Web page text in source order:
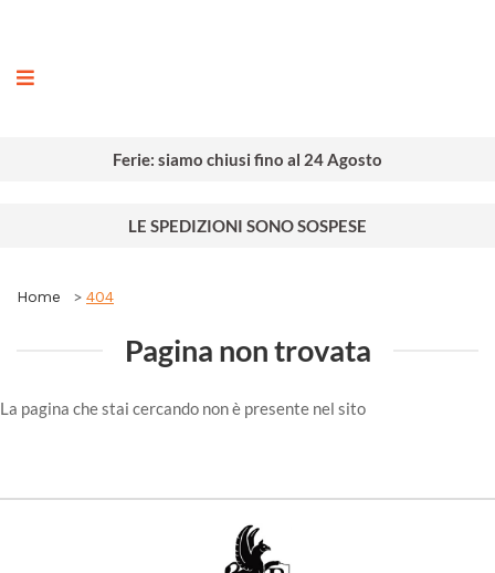
Ferie: siamo chiusi fino al 24 Agosto
LE SPEDIZIONI SONO SOSPESE
Home 404
Pagina non trovata
La pagina che stai cercando non è presente nel sito